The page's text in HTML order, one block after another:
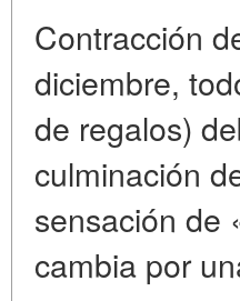
Contracción
diciembre,
de regalos)
culminación
sensación de
cambia por